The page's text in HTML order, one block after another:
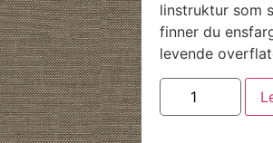
linstruktur som
finner du
levende